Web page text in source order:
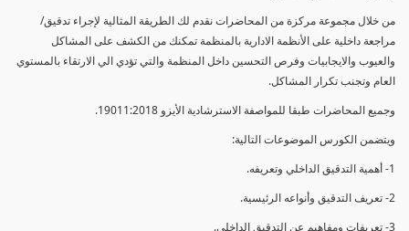
من خلال مجموعة مركزة من المحاضرات نقدم لك الطريقة المثالية لإجراء تدقيق/
مراجعة داخلية على الأنظمة الادارية بالمنظمة تمكنك من الكشف على المشاكل
والعيوب والايجابيات وفرص التحسين داخل المنظمة والتي تؤدي الي الارتقاء بالمستوي
العام وتجنب تكرار المشاكل.
وجميع المحاضرات طبقا للمواصفة الاسترشادية الأيزو 19011:2018.
ويتضمن الكورس الموضوعات التالية:
1- أهمية التدقيق الداخلي وتعريفه.
2- تعريف التدقيق وأنواعه الرئيسية.
3- تعريفات ومفاهيم عن التدقيق الداخلي.